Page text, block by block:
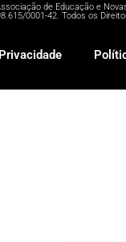
de Educação e
0001-42. Todos os